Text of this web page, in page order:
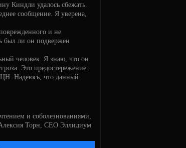
Киндли удалось сбежать.
сообщение. Я уверена,
и не
был ли он подвержен
человек. Я знаю, что он
Это предостережение.
Надеюсь, что данный
и соболезнованиями,
Торн, CEO Эллидиум